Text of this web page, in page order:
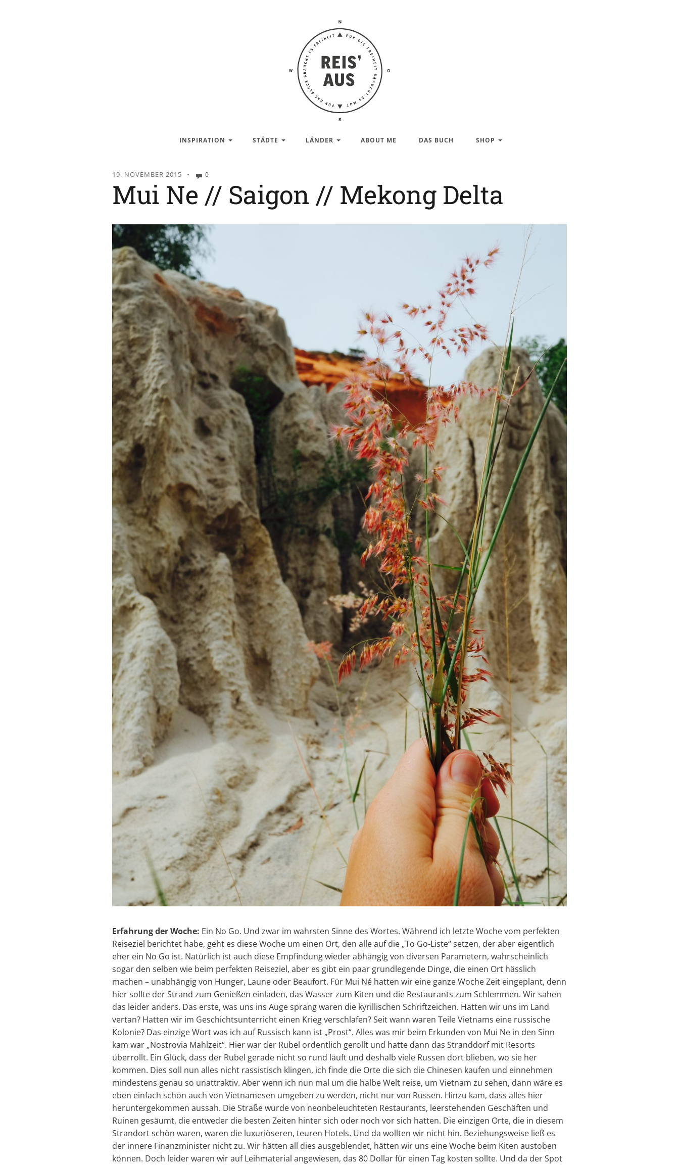
Reis'
aus –
Reiseblog
INSPIRATION STÄDTE LÄNDER ABOUT ME DAS BUCH SHOP
19. NOVEMBER 2015 • 0
Mui Ne // Saigon // Mekong Delta
Erfahrung der Woche: Ein No Go. Und zwar im wahrsten Sinne des Wortes. Während ich letzte Woche vom perfekten
Reiseziel berichtet habe, geht es diese Woche um einen Ort, den alle auf die „To Go-Liste“ setzen, der aber eigentlich
eher ein No Go ist. Natürlich ist auch diese Empfindung wieder abhängig von diversen Parametern, wahrscheinlich
sogar den selben wie beim perfekten Reiseziel, aber es gibt ein paar grundlegende Dinge, die einen Ort hässlich
machen – unabhängig von Hunger, Laune oder Beaufort. Für Mui Né hatten wir eine ganze Woche Zeit eingeplant, denn
hier sollte der Strand zum Genießen einladen, das Wasser zum Kiten und die Restaurants zum Schlemmen. Wir sahen
das leider anders. Das erste, was uns ins Auge sprang waren die kyrillischen Schriftzeichen. Hatten wir uns im Land
vertan? Hatten wir im Geschichtsunterricht einen Krieg verschlafen? Seit wann waren Teile Vietnams eine russische
Kolonie? Das einzige Wort was ich auf Russisch kann ist „Prost“. Alles was mir beim Erkunden von Mui Ne in den Sinn
kam war „Nostrovia Mahlzeit“. Hier war der Rubel ordentlich gerollt und hatte dann das Stranddorf mit Resorts
überrollt. Ein Glück, dass der Rubel gerade nicht so rund läuft und deshalb viele Russen dort blieben, wo sie her
kommen. Dies soll nun alles nicht rassistisch klingen, ich finde die Orte die sich die Chinesen kaufen und einnehmen
mindestens genau so unattraktiv. Aber wenn ich nun mal um die halbe Welt reise, um Vietnam zu sehen, dann wäre es
eben einfach schön auch von Vietnamesen umgeben zu werden, nicht nur von Russen. Hinzu kam, dass alles hier
heruntergekommen aussah. Die Straße wurde von neonbeleuchteten Restaurants, leerstehenden Geschäften und
Ruinen gesäumt, die entweder die besten Zeiten hinter sich oder noch vor sich hatten. Die einzigen Orte, die in diesem
Strandort schön waren, waren die luxuriöseren, teuren Hotels. Und da wollten wir nicht hin. Beziehungsweise ließ es
der innere Finanzminister nicht zu. Wir hätten all dies ausgeblendet, hätten wir uns eine Woche beim Kiten austoben
können. Doch leider waren wir auf Leihmaterial angewiesen, das 80 Dollar für einen Tag kosten sollte. Und da der Spot